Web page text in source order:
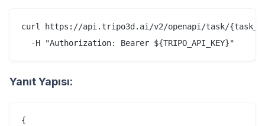
curl https://api.tripo3d.ai/v2/openapi/task/
Yanıt Yapısı:
{